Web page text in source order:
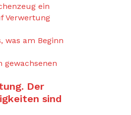
ein
Verwertung
was am Beginn
gewachsenen
Der
sind